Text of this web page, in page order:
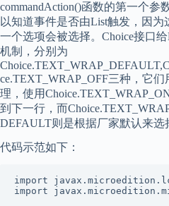
commandAction()函数的第一个
以知道事件是否由List触发，因
一个选项会被选择。Choice接口
机制，分别为
ce.TEXT_WRAP_OFF三种，它
理，使用
到下一行，而
DEFAULT则是根据厂家默认来选
代码示范如下：
import
import